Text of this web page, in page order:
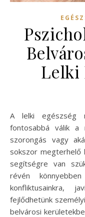
Lelki
A lelki egészség megőrzése és fejlesztése egyre
fontosabbá válik a
szorongás vagy
sokszor megterhelő
segítségre van
révén
konfliktusainkra,
fejlődhetünk
belvárosi